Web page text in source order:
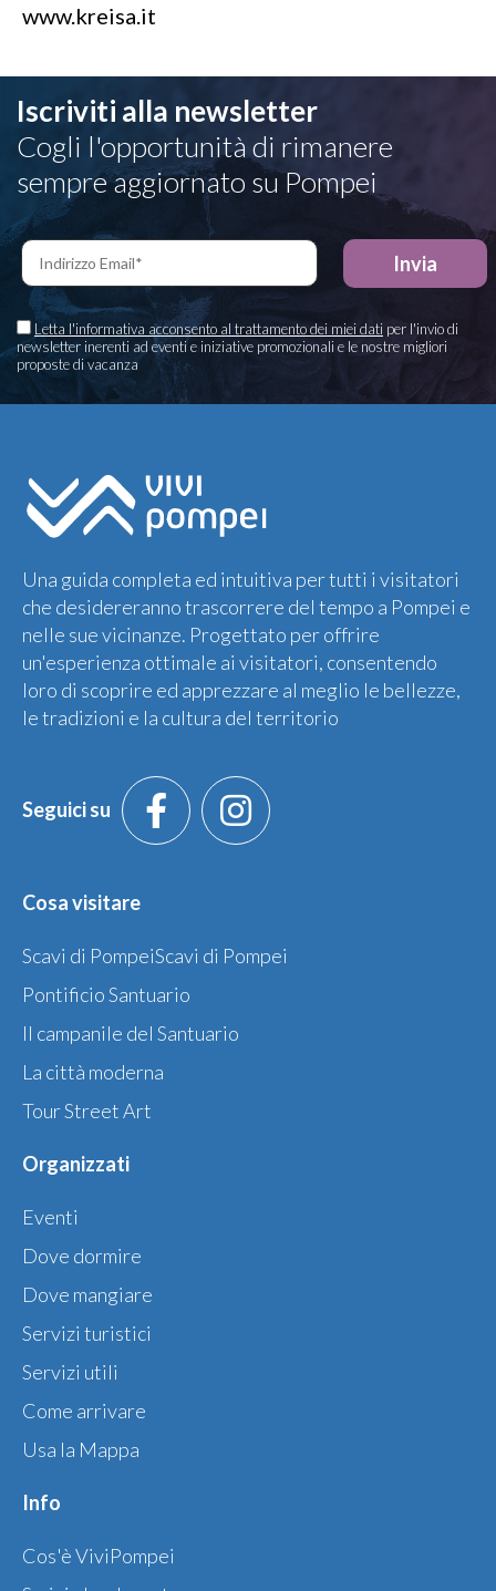
www.kreisa.it
Iscriviti alla newsletter
Cogli l'opportunità di rimanere
sempre aggiornato su Pompei
Letta l'informativa acconsento al trattamento dei miei dati per l'invio di
newsletter inerenti ad eventi e iniziative promozionali e le nostre migliori
proposte di vacanza
Una guida completa ed intuitiva per tutti i visitatori
che desidereranno trascorrere del tempo a Pompei e
nelle sue vicinanze. Progettato per offrire
un'esperienza ottimale ai visitatori, consentendo
loro di scoprire ed apprezzare al meglio le bellezze,
le tradizioni e la cultura del territorio
Seguici su
Cosa visitare
Scavi di PompeiScavi di Pompei
Pontificio Santuario
Il campanile del Santuario
La città moderna
Tour Street Art
Organizzati
Eventi
Dove dormire
Dove mangiare
Servizi turistici
Servizi utili
Come arrivare
Usa la Mappa
Info
Cos'è ViviPompei